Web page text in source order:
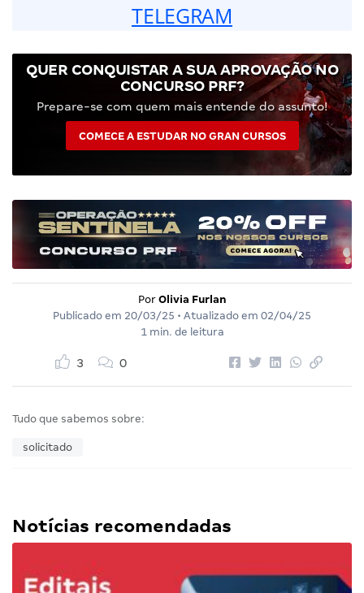
TELEGRAM
QUER CONQUISTAR A SUA APROVAÇÃO NO
CONCURSO PRF?
Prepare-se com quem mais entende do assunto!
COMECE A ESTUDAR NO GRAN CURSOS
Por Olivia Furlan
Publicado em 20/03/25 • Atualizado em 02/04/25
1 min. de leitura
3 0
Tudo que sabemos sobre:
solicitado
Notícias recomendadas